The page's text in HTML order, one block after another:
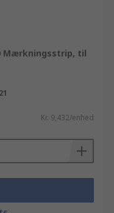
Mærkningsstrip, til
Kr. 9,432/enhed